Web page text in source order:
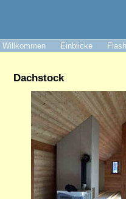
Willkommen Einblicke
Dachstock